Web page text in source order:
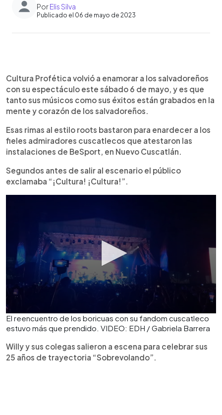
PorElis Silva
Publicado el 06 de mayo de 2023
► Escuchar artículo
Cultura Profética volvió a enamorar a los salvadoreños
con su espectáculo este sábado 6 de mayo, y es que
tanto sus músicos como sus éxitos están grabados en la
mente y corazón de los salvadoreños.
Esas rimas al estilo roots bastaron para enardecer a los
fieles admiradores cuscatlecos que atestaron las
instalaciones de BeSport, en Nuevo Cuscatlán.
Segundos antes de salir al escenario el público
exclamaba “¡Cultura! ¡Cultura!”.
El reencuentro de los boricuas con su fandom cuscatleco
estuvo más que prendido. VIDEO: EDH / Gabriela Barrera
Willy y sus colegas salieron a escena para celebrar sus
25 años de trayectoria “Sobrevolando”.